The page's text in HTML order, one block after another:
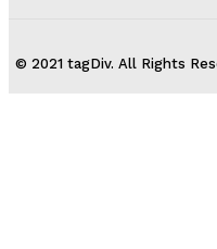
© 2021 tagDiv. All Rights